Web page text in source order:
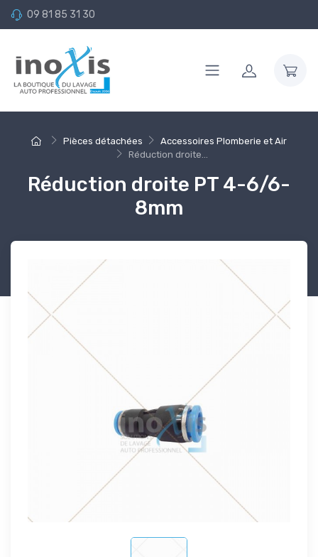
09 81 85 31 30
Pièces détachées
Accessoires Plomberie et Air
Réduction droite...
Réduction droite PT 4-6/6-
8mm